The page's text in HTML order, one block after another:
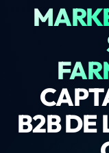
B2B DE